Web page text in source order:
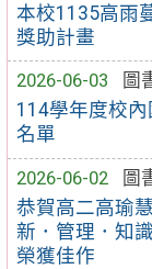
本校1135高雨
獎助計畫
2026-06-03
圖
114學年度校
名單
2026-06-02
圖
恭賀高二高瑜
新．管理．知
榮獲佳作